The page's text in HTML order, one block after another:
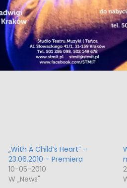
„With A Child’s Heart” –
23.06.2010 – Premiera
10-05-2010
W „News"